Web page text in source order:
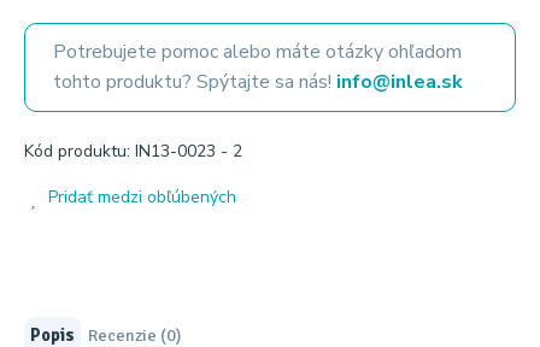
Potrebujete pomoc alebo máte otázky ohľadom
tohto produktu? Spýtajte sa nás! info@inlea.sk
Kód produktu: IN13-0023 - 2
Pridať medzi obľúbených
Popis Recenzie (0)